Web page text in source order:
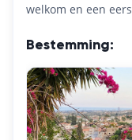
welkom en een
Bestemming: